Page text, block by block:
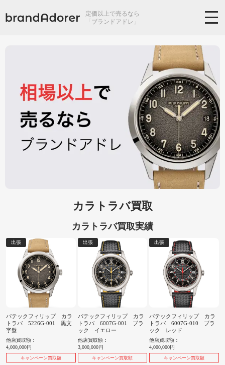
定価以上で売るなら
「ブランドアドレ」
カラトラバ買取
カラトラバ買取実績
出張
パテックフィリップ カラ
トラバ 5226G-001 黒文
字盤
他店買取額：
4,000,000円
キャンペーン買取額
出張
パテックフィリップ カラ
トラバ 6007G-001 ブラ
ック イエロー
他店買取額：
3,000,000円
キャンペーン買取額
出張
パテックフィリップ カラ
トラバ 6007G-010 ブラ
ック レッド
他店買取額：
4,000,000円
キャンペーン買取額